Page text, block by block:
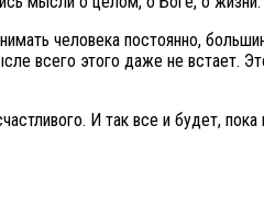
человека постоянно,
всего этого даже не встает.
И так все и будет,